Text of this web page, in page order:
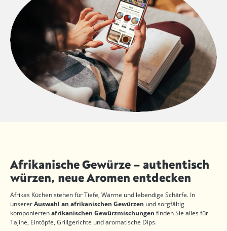
Afrikanische Gewürze – authentisch
würzen, neue Aromen entdecken
Afrikas Küchen stehen für Tiefe, Wärme und lebendige Schärfe. In
unsererAuswahl an afrikanischen Gewürzen und sorgfältig
komponiertenafrikanischen Gewürzmischungen finden Sie alles für
Tajine, Eintöpfe, Grillgerichte und aromatische Dips.